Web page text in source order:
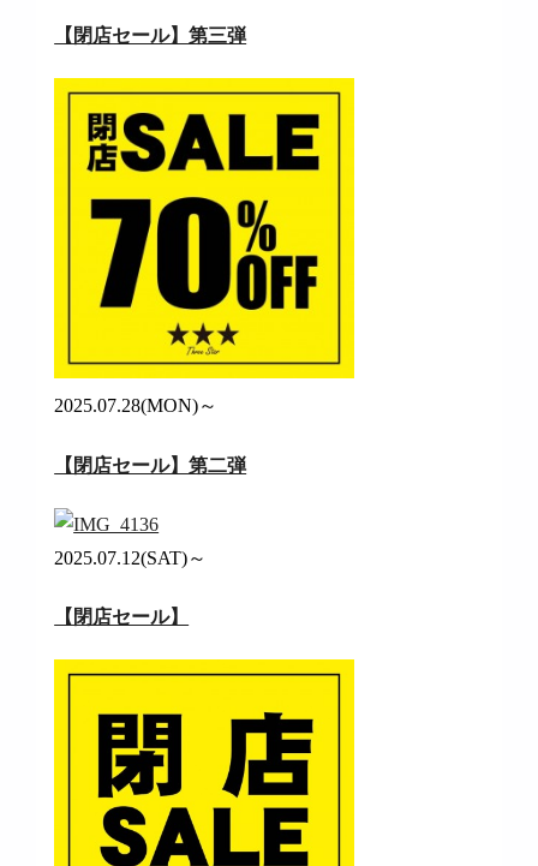
【閉店セール】第三弾
2025.07.28(MON)～
【閉店セール】第二弾
2025.07.12(SAT)～
【閉店セール】